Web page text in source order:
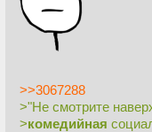
>>3067288
>"Не смотрите
>комедийная